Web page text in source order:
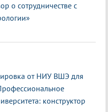
о сотрудничестве с
от НИУ ВШЭ для
конструктор